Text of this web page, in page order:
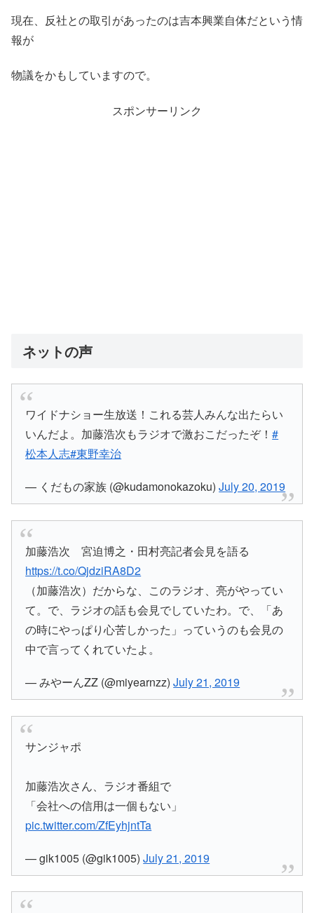
現在、反社との取引があったのは吉本興業自体だという情
報が
物議をかもしていますので。
スポンサーリンク
ネットの声
ワイドナショー生放送！これる芸人みんな出たらい
いんだよ。加藤浩次もラジオで激おこだったぞ！#
松本人志#東野幸治
— くだもの家族 (@kudamonokazoku)July 20, 2019
加藤浩次 宮迫博之・田村亮記者会見を語る
https://t.co/QjdziRA8D2
（加藤浩次）だからな、このラジオ、亮がやってい
て。で、ラジオの話も会見でしていたわ。で、「あ
の時にやっぱり心苦しかった」っていうのも会見の
中で言ってくれていたよ。
— みやーんZZ (@miyearnzz)July 21, 2019
サンジャポ
加藤浩次さん、ラジオ番組で
「会社への信用は一個もない」
pic.twitter.com/ZfEyhjntTa
— gik1005 (@gik1005)July 21, 2019